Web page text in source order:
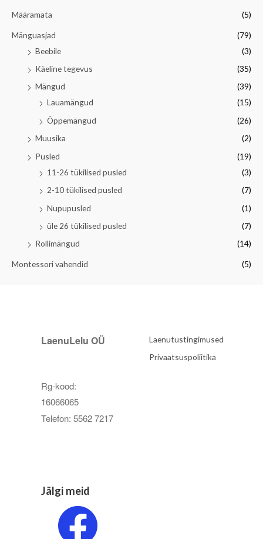
Määramata (5)
Mänguasjad
(79)
Beebile
(3)
Käeline tegevus
(35)
Mängud
(39)
Lauamängud
(15)
Õppemängud
(26)
Muusika
(2)
Pusled
(19)
11-26 tükilised pusled
(3)
2-10 tükilised pusled
(7)
Nupupusled
(1)
üle 26 tükilised pusled
(7)
Rollimängud
(14)
Montessori vahendid (5)
LaenuLelu OÜ
Rg-kood:
16066065
Telefon: 5562 7217
Laenutustingimused
Privaatsuspoliitika
Jälgi meid